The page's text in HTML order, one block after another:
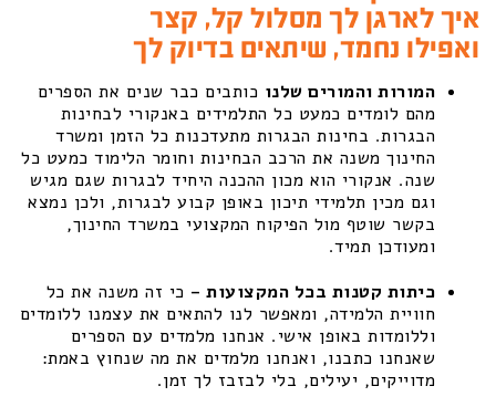
איך לארגן לך מסלול קל, קצר
ואפילו נחמד, שיתאים בדיוק לך
המורות והמורים שלנו כותבים כבר שנים את הספרים
מהם לומדים כמעט כל התלמידים באנקורי לבחינות
הבגרות. בחינות הבגרות מתעדכנות כל הזמן ומשרד
החינוך משנה את הרכב הבחינות וחומר הלימוד כמעט כל
שנה. אנקורי הוא מכון ההכנה היחיד לבגרות שגם מגיש
וגם מכין תלמידי תיכון באופן קבוע לבגרות, ולכן נמצא
בקשר שוטף מול הפיקוח המקצועי במשרד החינוך,
ומעודכן תמיד.
כיתות קטנות בכל המקצועות – כי זה משנה את כל
חוויית הלמידה, ומאפשר לנו להתאים את עצמנו ללומדים
וללומדות באופן אישי. אנחנו מלמדים עם הספרים
שאנחנו כתבנו, ואנחנו מלמדים את מה שנחוץ באמת:
מדוייקים, יעילים, בלי לבזבז לך זמן.